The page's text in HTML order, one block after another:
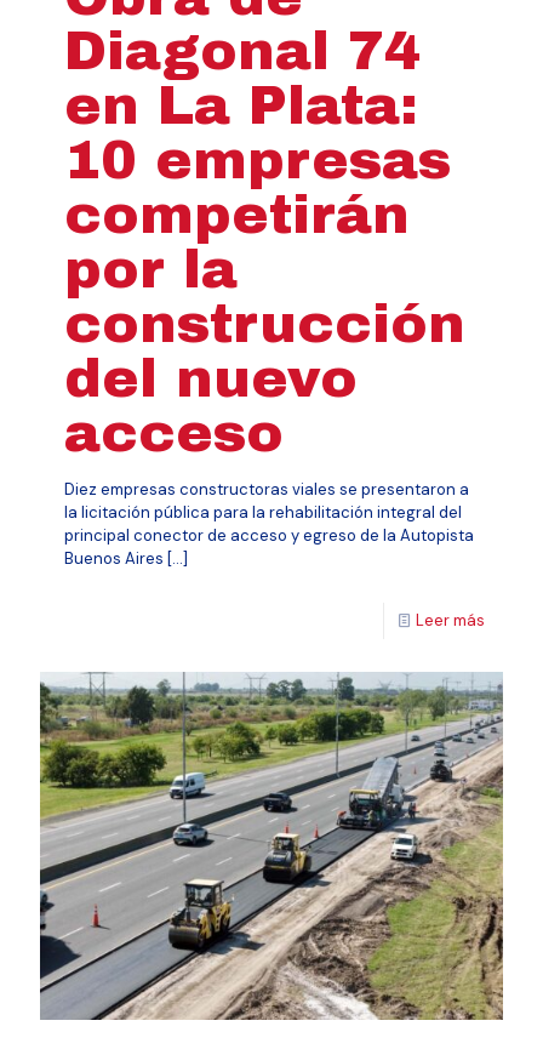
Diagonal 74
en La Plata:
10 empresas
competirán
por la
construcción
del nuevo
acceso
Diez empresas constructoras viales se presentaron a
la licitación pública para la rehabilitación integral del
principal conector de acceso y egreso de la Autopista
Buenos Aires […]
Leer más